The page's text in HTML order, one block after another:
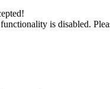
is disabled.